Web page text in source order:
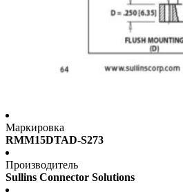
Маркировка
RMM15DTAD-S273
Производитель
Sullins Connector Solutions